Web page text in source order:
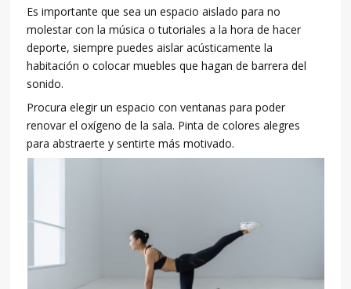
Es importante que sea un espacio aislado para no
molestar con la música o tutoriales a la hora de hacer
deporte, siempre puedes aislar acústicamente la
habitación o colocar muebles que hagan de barrera del
sonido.
Procura elegir un espacio con ventanas para poder
renovar el oxígeno de la sala. Pinta de colores alegres
para abstraerte y sentirte más motivado.